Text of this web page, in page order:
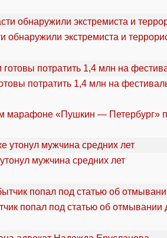
обнаружили экстремиста и
потратить 1,4 млн на
марафоне «Пушкин — Петербург»
мужчина средних лет
попал под статью об отмывании